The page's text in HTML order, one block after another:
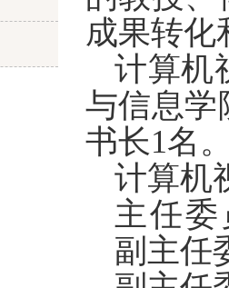
成果转化
计算机
与信息学
书长1名
计算机
主任委
副主任